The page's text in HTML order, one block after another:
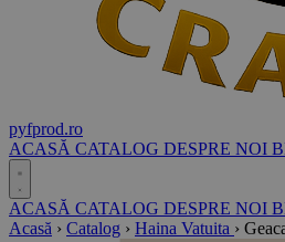
pyfprod.ro
ACASĂ CATALOG DESPRE NOI
ACASĂ CATALOG DESPRE NOI
Acasă › Catalog › Haina Vatuita ›